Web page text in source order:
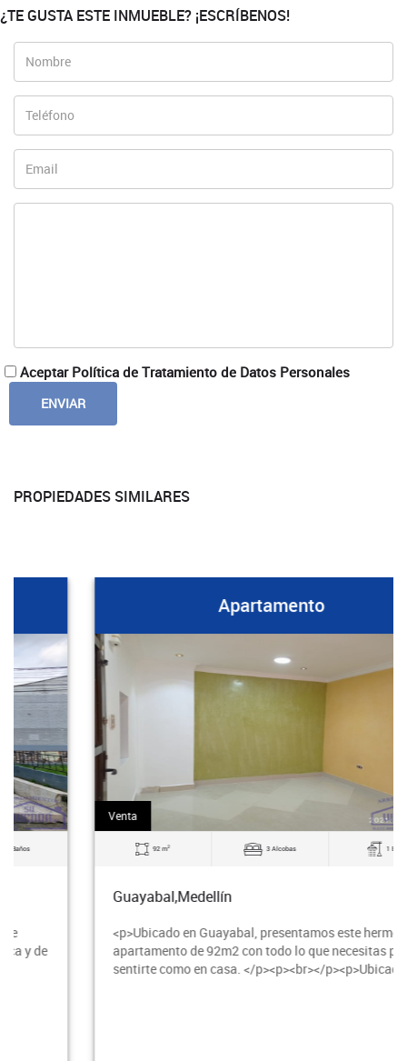
¿TE GUSTA ESTE INMUEBLE? ¡ESCRÍBENOS!
Aceptar Política de Tratamiento de Datos Personales
PROPIEDADES SIMILARES
Apartamento
Venta
Guayabal,Medellín
<p>Ubicado en Guayabal, presentamos este hermoso
apartamento de 92m2 con todo lo que necesitas para
sentirte como en casa. </p><p><br></p><p>Ubicado e